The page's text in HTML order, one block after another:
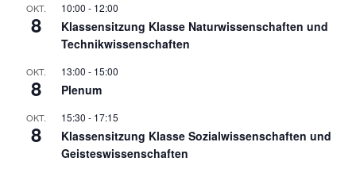
OKT.
8
10:00 - 12:00
Klassensitzung Klasse Naturwissenschaften und
Technikwissenschaften
OKT.
8
13:00 - 15:00
Plenum
OKT.
8
15:30 - 17:15
Klassensitzung Klasse Sozialwissenschaften und
Geisteswissenschaften